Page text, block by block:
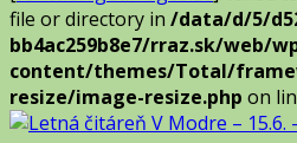
file or directory in /data/d/5/
bb4ac259b8e7/rraz.sk/web/
content/themes/Total/
resize/image-resize.php on